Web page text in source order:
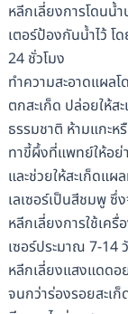
หลีกเลี่ยงการโดนน้
เตอร์ป้องกันน้ำไว้ โ
24 ชั่วโมง
ทำความสะอาดแผลโ
ตกสะเก็ด ปล่อยให้ส
ธรรมชาติ ห้ามแกะห
ทาขี้ผึ้งที่แพทย์ให้อย่
และช่วยให้สะเก็ดแ
เลเซอร์เป็นสีชมพู ซึ่
หลีกเลี่ยงการใช้เค
เซอร์ประมาณ 7-14
หลีกเลี่ยงแสงแดดอ
จนกว่าร่องรอยสะเก็